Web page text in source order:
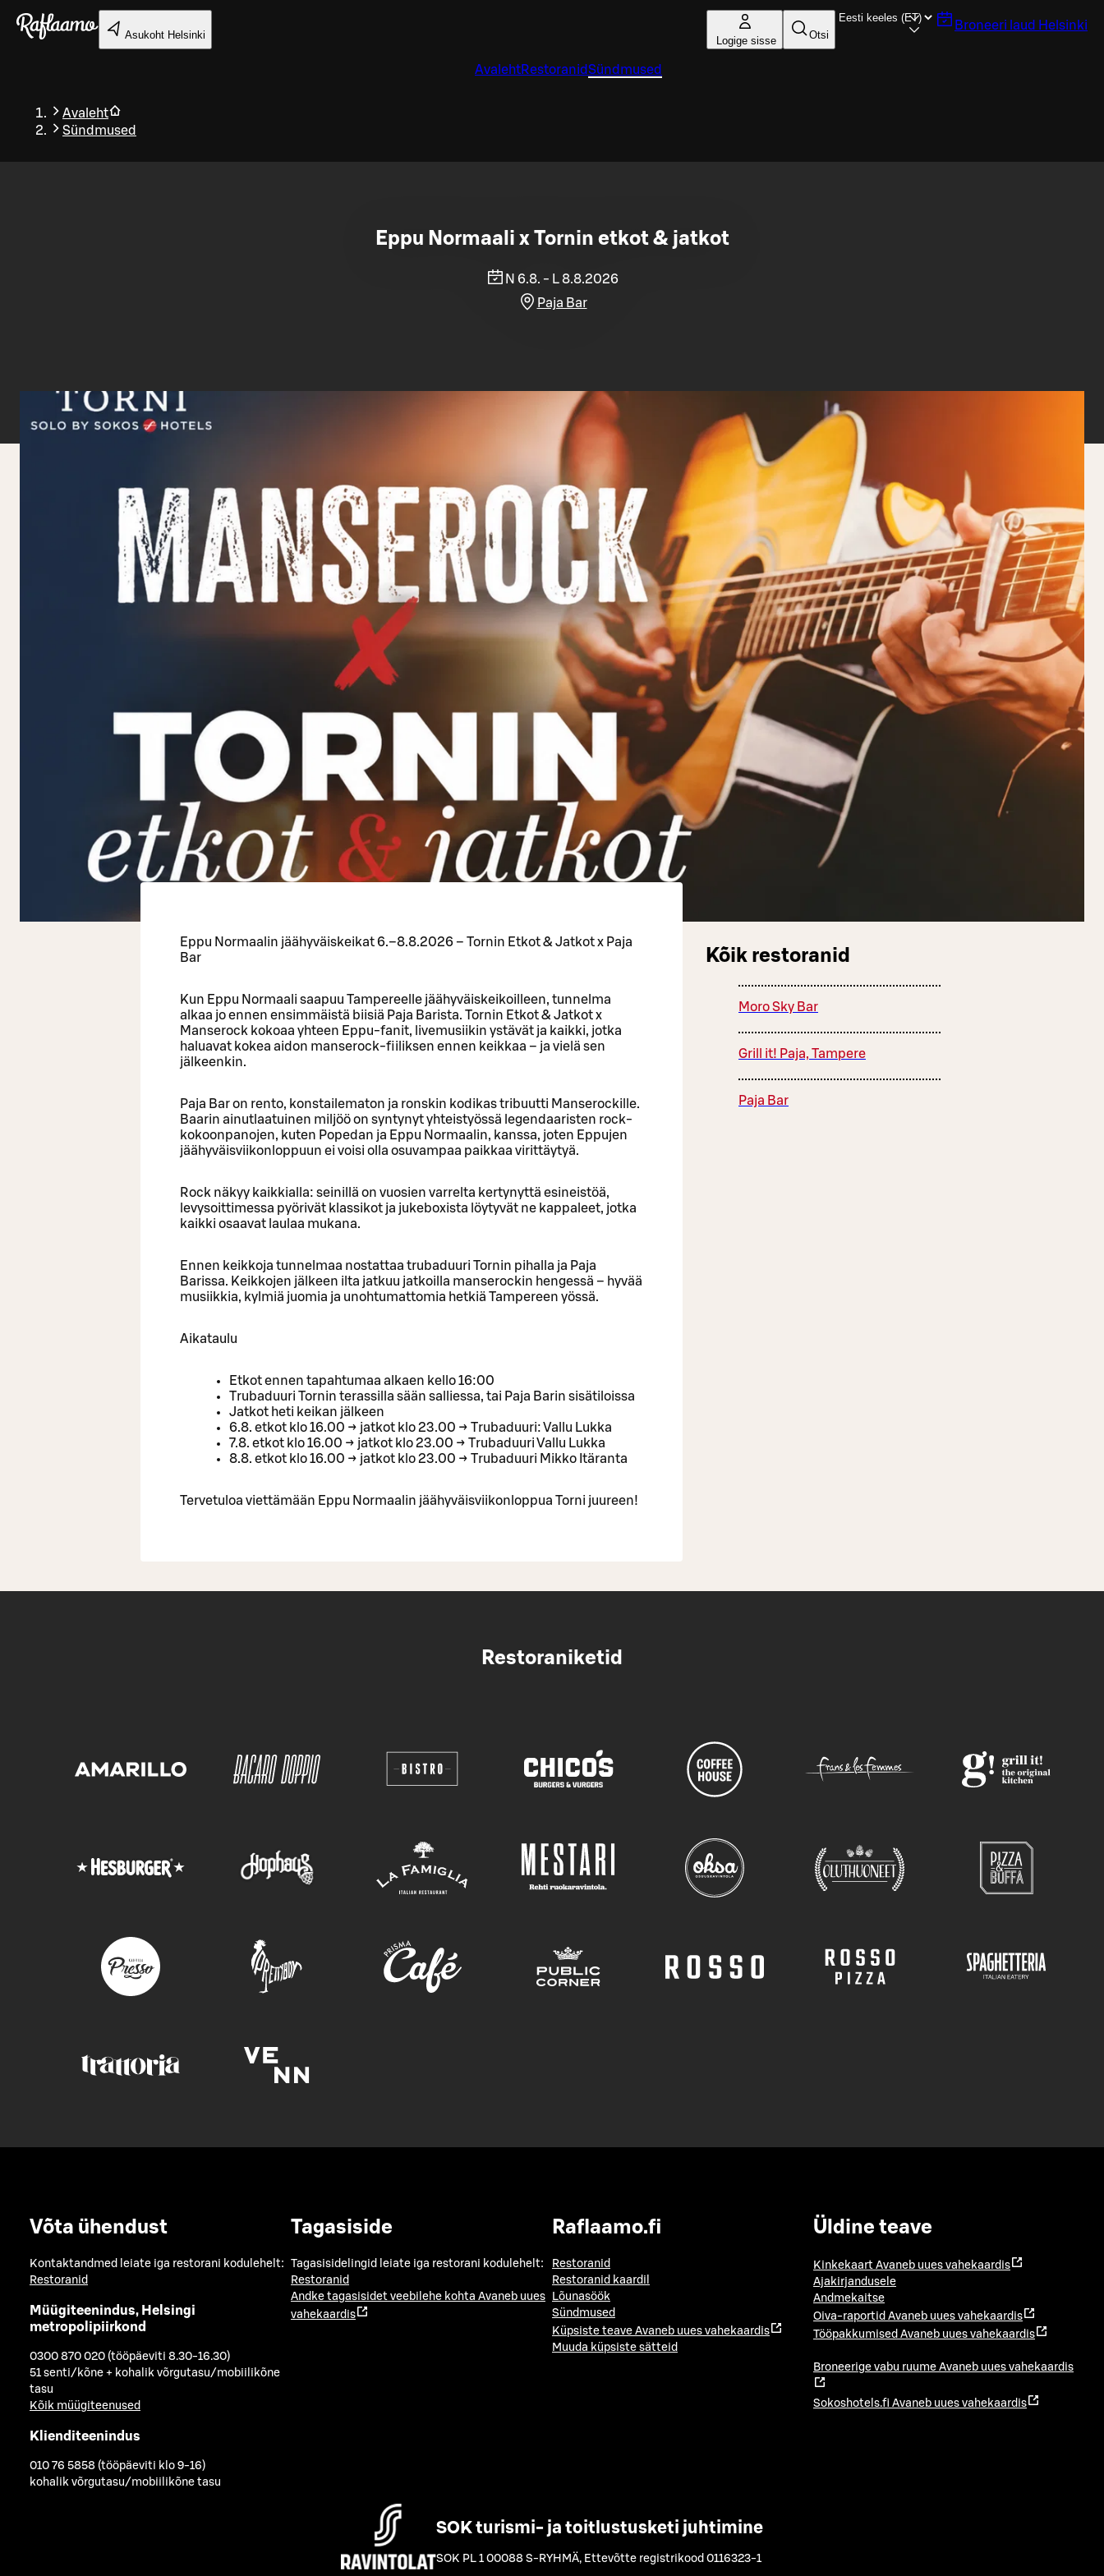
Liigu peamise sisu juurde
Asukoht Helsinki Logige sisse Otsi
Broneeri laud Helsinki
AvalehtRestoranidSündmused
Avaleht
Sündmused
Tagasi
Eppu Normaali x Tornin etkot & jatkot
N 6.8. - L 8.8.2026
Paja Bar
Eppu Normaalin jäähyväiskeikat 6.–8.8.2026 – Tornin Etkot & Jatkot x Paja
Bar
Kun Eppu Normaali saapuu Tampereelle jäähyväiskeikoilleen, tunnelma
alkaa jo ennen ensimmäistä biisiä Paja Barista. Tornin Etkot & Jatkot x
Manserock kokoaa yhteen Eppu-fanit, livemusiikin ystävät ja kaikki, jotka
haluavat kokea aidon manserock-fiiliksen ennen keikkaa – ja vielä sen
jälkeenkin.
Paja Bar on rento, konstailematon ja ronskin kodikas tribuutti Manserockille.
Baarin ainutlaatuinen miljöö on syntynyt yhteistyössä legendaaristen rock-
kokoonpanojen, kuten Popedan ja Eppu Normaalin, kanssa, joten Eppujen
jäähyväisviikonloppuun ei voisi olla osuvampaa paikkaa virittäytyä.
Rock näkyy kaikkialla: seinillä on vuosien varrelta kertynyttä esineistöä,
levysoittimessa pyörivät klassikot ja jukeboxista löytyvät ne kappaleet, jotka
kaikki osaavat laulaa mukana.
Ennen keikkoja tunnelmaa nostattaa trubaduuri Tornin pihalla ja Paja
Barissa. Keikkojen jälkeen ilta jatkuu jatkoilla manserockin hengessä – hyvää
musiikkia, kylmiä juomia ja unohtumattomia hetkiä Tampereen yössä.
Aikataulu
Etkot ennen tapahtumaa alkaen kello 16:00
Trubaduuri Tornin terassilla sään salliessa, tai Paja Barin sisätiloissa
Jatkot heti keikan jälkeen
6.8. etkot klo 16.00 → jatkot klo 23.00 → Trubaduuri: Vallu Lukka
7.8. etkot klo 16.00 → jatkot klo 23.00 → Trubaduuri Vallu Lukka
8.8. etkot klo 16.00 → jatkot klo 23.00 → Trubaduuri Mikko Itäranta
Tervetuloa viettämään Eppu Normaalin jäähyväisviikonloppua Torni juureen!
Kõik restoranid
Moro Sky Bar
Grill it! Paja, Tampere
Paja Bar
Restoraniketid
Võta ühendust
Kontaktandmed leiate iga restorani kodulehelt:
Restoranid
Müügiteenindus, Helsingi
metropolipiirkond
0300 870 020 (tööpäeviti 8.30-16.30)
51 senti/kõne + kohalik võrgutasu/mobiilikõne
tasu
Kõik müügiteenused
Klienditeenindus
010 76 5858 (tööpäeviti klo 9-16)
kohalik võrgutasu/mobiilikõne tasu
Tagasiside
Tagasisidelingid leiate iga restorani kodulehelt:
Restoranid
Andke tagasisidet veebilehe kohta Avaneb uues
vahekaardis
Raflaamo.fi
Restoranid
Restoranid kaardil
Lõunasöök
Sündmused
Küpsiste teave Avaneb uues vahekaardis
Muuda küpsiste sätteid
Üldine teave
Kinkekaart Avaneb uues vahekaardis
Ajakirjandusele
Andmekaitse
Oiva-raportid Avaneb uues vahekaardis
Tööpakkumised Avaneb uues vahekaardis
Broneerige vabu ruume Avaneb uues vahekaardis
Sokoshotels.fi Avaneb uues vahekaardis
SOK turismi- ja toitlustusketi juhtimine
SOK PL 1 00088 S-RYHMÄ, Ettevõtte registrikood 0116323-1